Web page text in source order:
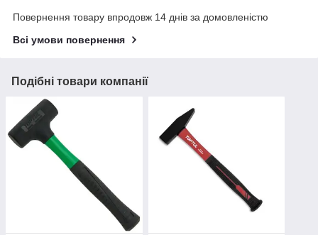
Повернення товару впродовж 14 днів за домовленістю
Всі умови повернення
Подібні товари компанії